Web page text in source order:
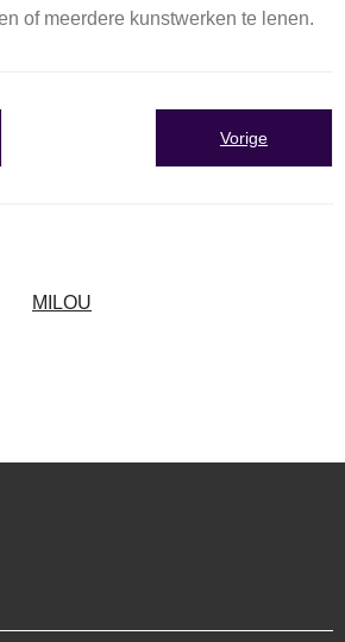
of meerdere kunstwerken te lenen.
MILOU